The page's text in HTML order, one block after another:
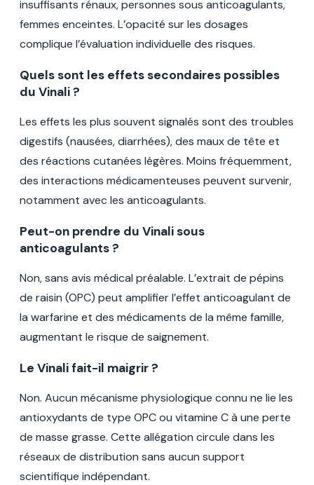
insuffisants rénaux, personnes sous anticoagulants,
femmes enceintes. L’opacité sur les dosages
complique l’évaluation individuelle des risques.
Quels sont les effets secondaires possibles
du Vinali ?
Les effets les plus souvent signalés sont des troubles
digestifs (nausées, diarrhées), des maux de tête et
des réactions cutanées légères. Moins fréquemment,
des interactions médicamenteuses peuvent survenir,
notamment avec les anticoagulants.
Peut-on prendre du Vinali sous
anticoagulants ?
Non, sans avis médical préalable. L’extrait de pépins
de raisin (OPC) peut amplifier l’effet anticoagulant de
la warfarine et des médicaments de la même famille,
augmentant le risque de saignement.
Le Vinali fait-il maigrir ?
Non. Aucun mécanisme physiologique connu ne lie les
antioxydants de type OPC ou vitamine C à une perte
de masse grasse. Cette allégation circule dans les
réseaux de distribution sans aucun support
scientifique indépendant.